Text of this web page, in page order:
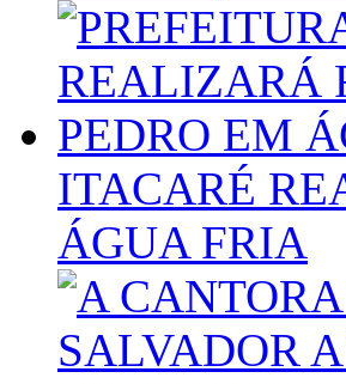
ITACARÉ
ÁGUA FRIA